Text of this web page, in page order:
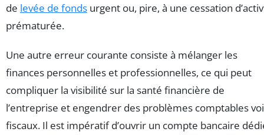
de levée de fonds urgent ou, pire, à une cessation
prématurée.
Une autre erreur courante consiste à mélanger les
finances personnelles et professionnelles, ce qui peut
compliquer la visibilité sur la santé financière de
l’entreprise et engendrer des problèmes comptables
fiscaux. Il est impératif d’ouvrir un compte bancaire